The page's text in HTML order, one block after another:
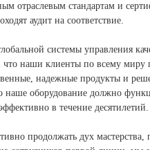
отраслевым стандартам и
аудит на соответствие.
системы управления
что наши клиенты по всему миру
надежные продукты и
наше оборудование должно
в течение десятилетий.
продолжать дух